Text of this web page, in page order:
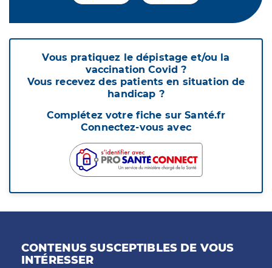
Vous pratiquez le dépistage et/ou la
vaccination Covid ?
Vous recevez des patients en situation de
handicap ?
Complétez votre fiche sur Santé.fr
Connectez-vous avec
CONTENUS SUSCEPTIBLES DE VOUS
INTÉRESSER